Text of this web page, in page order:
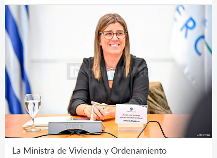
La Ministra de Vivienda y Ordenamiento